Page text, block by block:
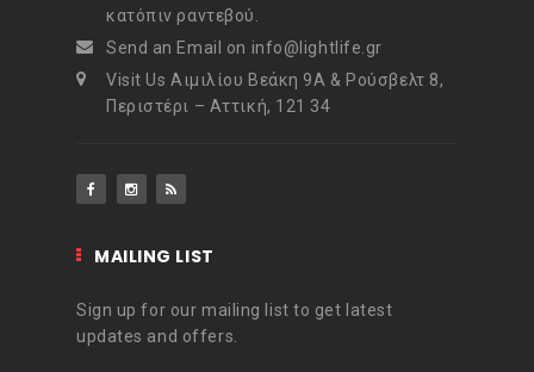
κατόπιν ραντεβού.
Send an Email on info@lightlife.gr
Visit Us Αιμιλίου Βεάκη 9Α & Ρούσβελτ 8,
Περιστέρι – Αττική, 121 34
MAILING LIST
Sign up for our mailing list to get latest
updates and offers.